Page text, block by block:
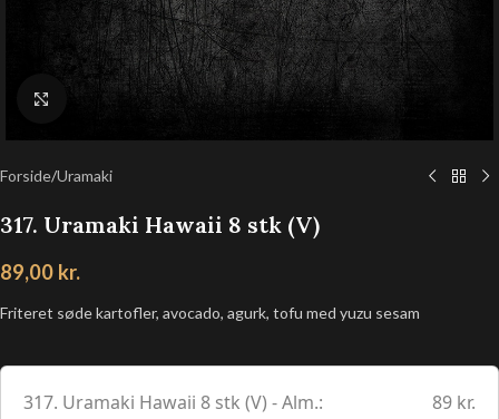
Klik for at forstørre
Forside/Uramaki
317. Uramaki Hawaii 8 stk (V)
89,00 kr.
Friteret søde kartofler, avocado, agurk, tofu med yuzu sesam